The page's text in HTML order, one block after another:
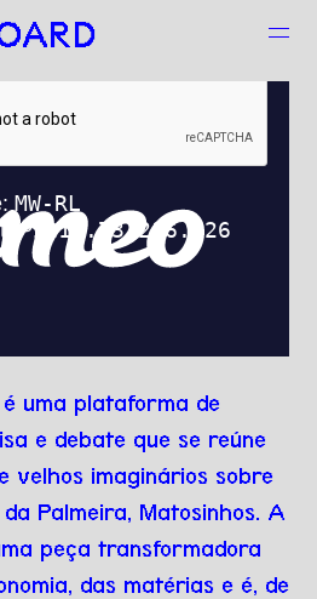
é uma plataforma de
e debate que se reúne
velhos imaginários sobre
Palmeira, Matosinhos. A
peça transformadora
das matérias e é, de